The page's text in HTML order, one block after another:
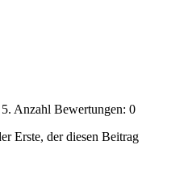
Anzahl Bewertungen: 0
Erste, der diesen Beitrag